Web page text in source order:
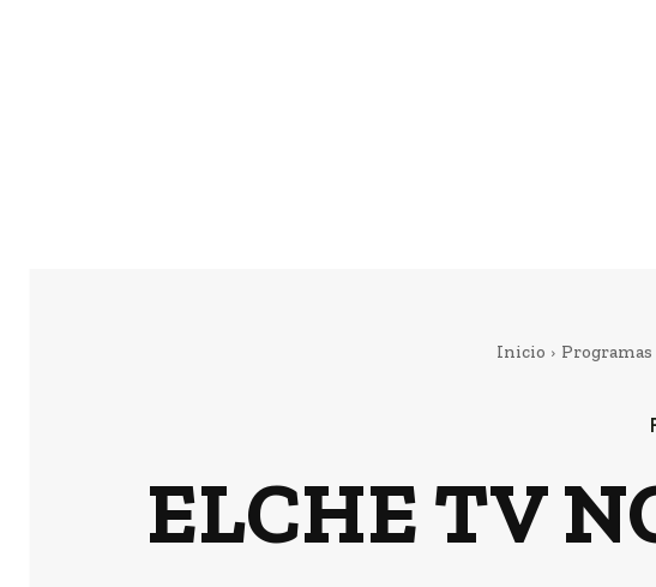
Inicio Programas
ELCHE TV